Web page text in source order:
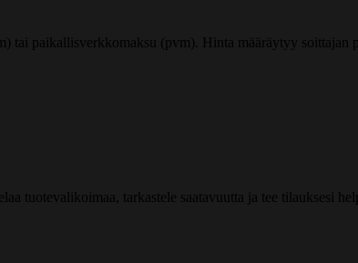
tai paikallisverkkomaksu (pvm). Hinta määräytyy soittajan
tuotevalikoimaa, tarkastele saatavuutta ja tee tilauksesi